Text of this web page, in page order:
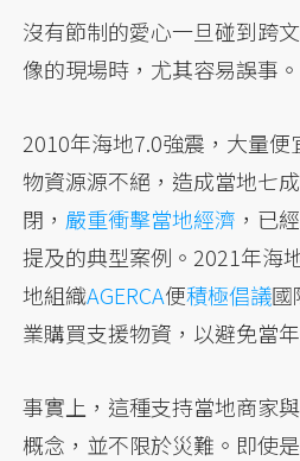
沒有節制的愛心一旦碰到跨
像的現場時，尤其容易誤事。
2010年海地7.0強震，大量
物資源源不絕，造成當地七
閉， 嚴重衝擊當地經濟 ，已
提及的典型案例。2021年海
地組織AGERCA便積極倡議國
業購買支援物資，以避免當
事實上，這種支持當地商家
概念，並不限於災難。即使